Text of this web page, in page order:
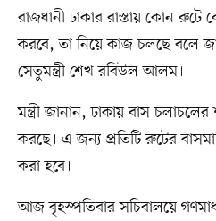
রাজধানী ঢাকার রাস্তায় কোন
করবে, তা নিয়ে কাজ চলছে বলে
সেতুমন্ত্রী শেখ রবিউল আলম।
মন্ত্রী জানান, ঢাকায় বাস
করছে। এ জন্য প্রতিটি রুটের
করা হবে।
আজ বৃহস্পতিবার সচিবালয়ে